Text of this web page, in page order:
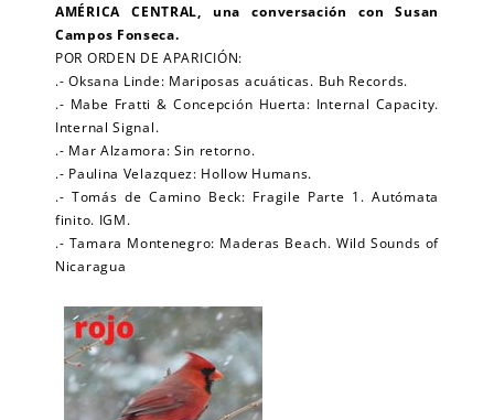
AMÉRICA CENTRAL, una conversación con Susan
Campos Fonseca.
POR ORDEN DE APARICIÓN:
.- Oksana Linde: Mariposas acuáticas. Buh Records.
.- Mabe Fratti & Concepción Huerta: Internal Capacity.
Internal Signal.
.- Mar Alzamora: Sin retorno.
.- Paulina Velazquez: Hollow Humans.
.- Tomás de Camino Beck: Fragile Parte 1. Autómata
finito. IGM.
.- Tamara Montenegro: Maderas Beach. Wild Sounds of
Nicaragua